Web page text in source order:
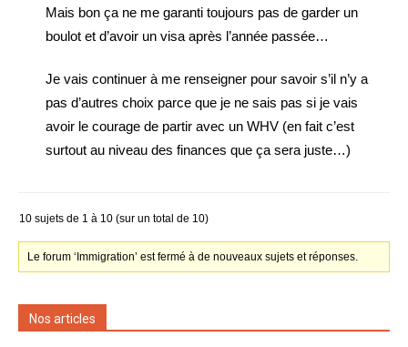
Mais bon ça ne me garanti toujours pas de garder un
boulot et d’avoir un visa après l’année passée…
Je vais continuer à me renseigner pour savoir s’il n’y a
pas d’autres choix parce que je ne sais pas si je vais
avoir le courage de partir avec un WHV (en fait c’est
surtout au niveau des finances que ça sera juste…)
10 sujets de 1 à 10 (sur un total de 10)
Le forum ‘Immigration’ est fermé à de nouveaux sujets et réponses.
Nos articles